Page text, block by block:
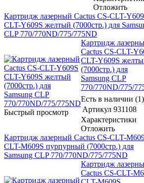
Отложить
Картридж лазерный Cactus CS-CLT-
CLT-Y609S желтый (7000стр.) для
CLP 770/770ND/775/775ND
Быстрый просмотр
Картридж
Cactus CS-CLT-
CLT-Y609S
(7000стр.) для
Samsung CLP
770/770ND/775/
Есть в наличии (1)
Артикул 931108
Характеристики
Отложить
Картридж лазерный Cactus CS-CLT-
CLT-M609S пурпурный (7000стр.) для
Samsung CLP 770/770ND/775/775ND
Картридж
Cactus CS-CLT-